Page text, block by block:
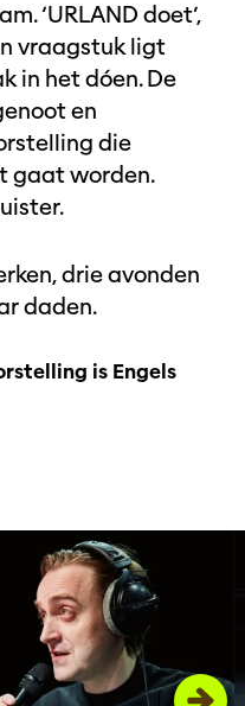
‘URLAND doet’,
vraagstuk ligt
in het dóen. De
en
die
gaat worden.
drie avonden
daden.
is Engels